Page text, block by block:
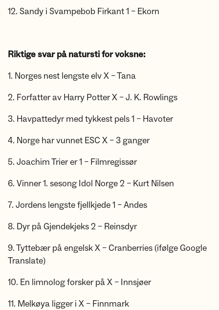
12. Sandy i Svampebob Firkant 1 – Ekorn
Riktige svar på natursti for voksne:
1. Norges nest lengste elv X – Tana
2. Forfatter av Harry Potter X – J. K. Rowlings
3. Havpattedyr med tykkest pels 1 – Havoter
4. Norge har vunnet ESC X – 3 ganger
5. Joachim Trier er 1 – Filmregissør
6. Vinner 1. sesong Idol Norge 2 – Kurt Nilsen
7. Jordens lengste fjellkjede 1 – Andes
8. Dyr på Gjendekjeks 2 – Reinsdyr
9. Tyttebær på engelsk X – Cranberries (ifølge Google
Translate)
10. En limnolog forsker på X – Innsjøer
11. Melkøya ligger i X – Finnmark